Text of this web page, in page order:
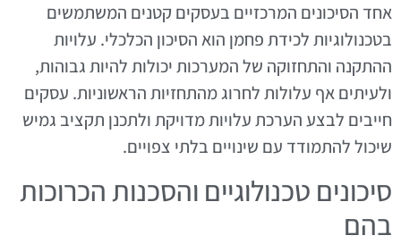
אחד הסיכונים המרכזיים בעסקים קטנים המשתמשים
בטכנולוגיות לכידת פחמן הוא הסיכון הכלכלי. עלויות
ההתקנה והתחזוקה של המערכות יכולות להיות גבוהות,
ולעיתים אף עלולות לחרוג מהתחזיות הראשוניות. עסקים
חייבים לבצע הערכת עלויות מדויקת ולתכנן תקציב גמיש
שיכול להתמודד עם שינויים בלתי צפויים.
סיכונים טכנולוגיים והסכנות הכרוכות
בהם